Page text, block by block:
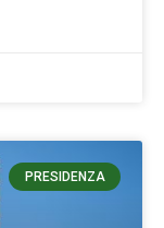
PRESIDENZA